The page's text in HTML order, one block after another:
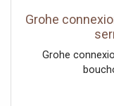
Grohe
Grohe